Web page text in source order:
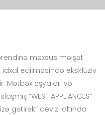
brendinə məxsus məişət
idxal edilməsində eksklüziv
Mətbəx əşyaları və
“WEST APPLIANCES”
gətirək” devizi altında